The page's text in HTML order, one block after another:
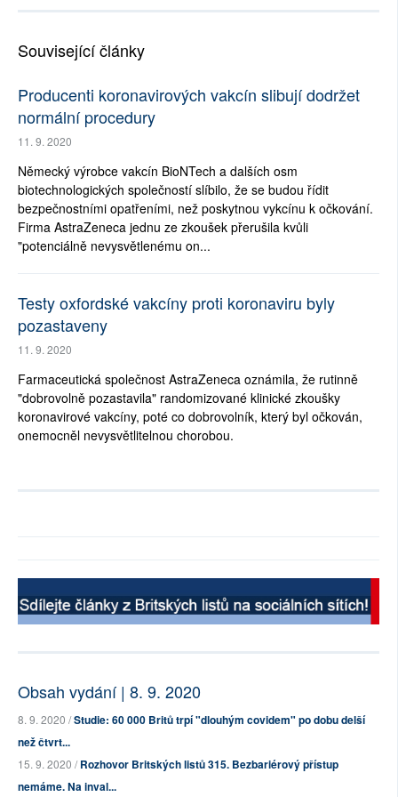
Související články
Producenti koronavirových vakcín slibují dodržet
normální procedury
11. 9. 2020
Německý výrobce vakcín BioNTech a dalších osm
biotechnologických společností slíbilo, že se budou řídit
bezpečnostními opatřeními, než poskytnou vykcínu k očkování.
Firma AstraZeneca jednu ze zkoušek přerušila kvůli
"potenciálně nevysvětlenému on...
Testy oxfordské vakcíny proti koronaviru byly
pozastaveny
11. 9. 2020
Farmaceutická společnost AstraZeneca oznámila, že rutinně
"dobrovolně pozastavila" randomizované klinické zkoušky
koronavirové vakcíny, poté co dobrovolník, který byl očkován,
onemocněl nevysvětlitelnou chorobou.
Obsah vydání | 8. 9. 2020
8. 9. 2020 /Studie: 60 000 Britů trpí "dlouhým covidem" po dobu delší
než čtvrt...
15. 9. 2020 /Rozhovor Britských listů 315. Bezbariérový přístup
nemáme. Na inval...